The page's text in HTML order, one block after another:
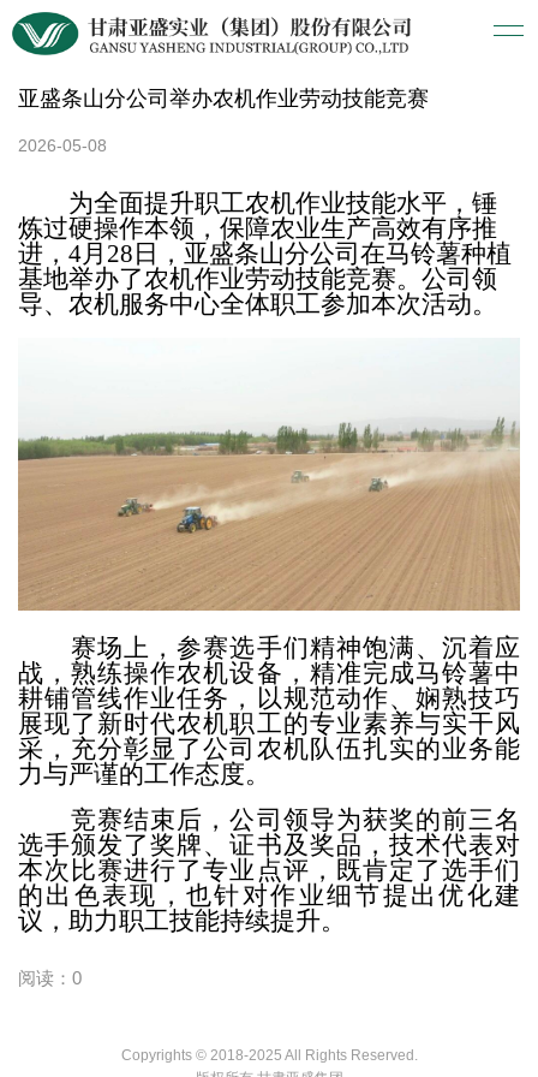
亚盛条山分公司举办农机作业劳动技能竞赛
2026-05-08
为全面提升职工农机作业技能水平，锤
炼过硬操作本领，保障农业生产高效有序推
进， 4月28 日，亚盛条山分公司在马铃薯种植
基地举办了农机作业劳动技能竞赛。公司领
导、农机服务中心全体职工参加本次活动。
赛场上，参赛选手们精神饱满、沉着应
战，熟练操作农机设备，精准完成马铃薯中
耕铺管线作业任务，以规范动作、娴熟技巧
展现了新时代农机职工的专业素养与实干风
采，充分彰显了公司农机队伍扎实的业务能
力与严谨的工作态度。
竞赛结束后，公司领导为获奖的前三名
选手颁发了奖牌、证书及奖品 ，技术代表对
本次比赛进行了专业点评，既肯定了选手们
的出色表现，也针对作业细节提出优化建
议，助力职工技能持续提升。
阅读：0
Copyrights © 2018-2025 All Rights Reserved.